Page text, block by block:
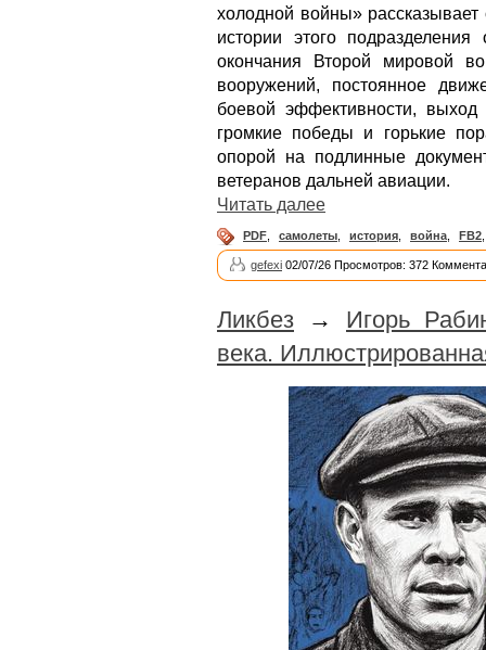
холодной войны»
истории этого
окончания Второй мировой
вооружений, постоянное
боевой эффективности,
громкие победы и горькие
опорой на подлинные
ветеранов дальней авиации.
Читать далее
PDF самолеты история война FB2
gefexi 02/07/26 Просмотров: 372
Ликбез → Игорь
века.